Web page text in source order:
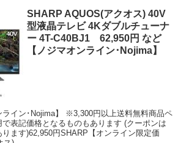
SHARP AQUOS(アクオス) 40V
型液晶テレビ 4Kダブルチューナ
ー 4T-C40BJ1 62,950円 など
【ノジマオンライン･Nojima】
ライン･Nojima】 ※3,300円以上送料無料商品ペ
表記価格となるものもあります (クーポンは
ます)62,950円SHARP【オンライン限定価